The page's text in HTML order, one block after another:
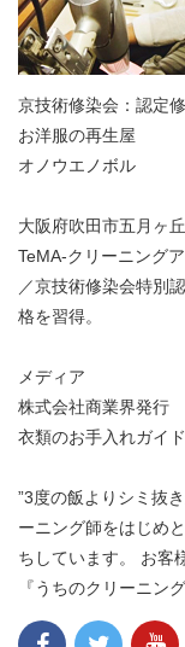
京技術修染会：認定
お洋服の再生屋
オノウエノボル
大阪府吹田市五月ヶ
TeMA-クリーニング
／京技術修染会特別
格を習得。
メディア
株式会社商業界発行
衣類のお手入れガイ
”3度の飯よりシミ抜
ーニング師をはじめ
ちしています。 お客
『うちのクリーニン